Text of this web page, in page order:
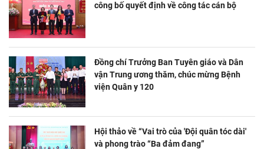
công bố quyết định về công tác cán bộ
Đồng chí Trưởng Ban Tuyên giáo và Dân
vận Trung ương thăm, chúc mừng Bệnh
viện Quân y 120
Hội thảo về “Vai trò của 'Đội quân tóc dài'
và phong trào “Ba đảm đang”